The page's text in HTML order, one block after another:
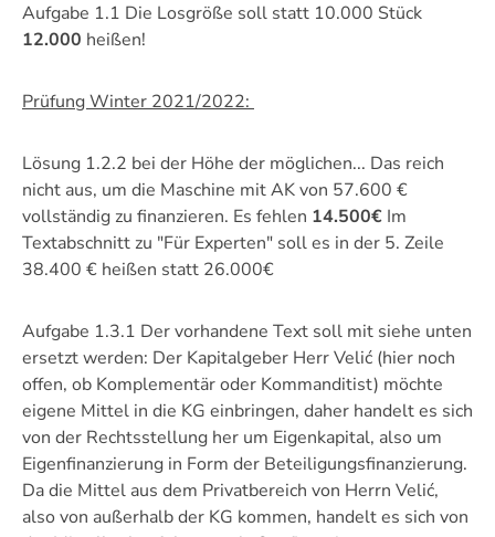
Aufgabe 1.1 Die Losgröße soll statt 10.000 Stück
12.000 heißen!
Prüfung Winter 2021/2022:
Lösung 1.2.2 bei der Höhe der möglichen... Das reich
nicht aus, um die Maschine mit AK von 57.600 €
vollständig zu finanzieren. Es fehlen 14.500€ Im
Textabschnitt zu "Für Experten" soll es in der 5. Zeile
38.400 € heißen statt 26.000€
Aufgabe 1.3.1 Der vorhandene Text soll mit siehe unten
ersetzt werden: Der Kapitalgeber Herr Velić (hier noch
offen, ob Komplementär oder Kommanditist) möchte
eigene Mittel in die KG einbringen, daher handelt es sich
von der Rechtsstellung her um Eigenkapital, also um
Eigenfinanzierung in Form der Beteiligungsfinanzierung.
Da die Mittel aus dem Privatbereich von Herrn Velić,
also von außerhalb der KG kommen, handelt es sich von